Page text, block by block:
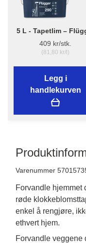
5 L - Tapetlim –
Adhesive 290
409 kr/stk.
(81,80 kr/l)
Legg i
handlekurven
Varenummer
Forvandle hjemmet
røde
enkel å rengjøre,
ethvert hjem.
Forvandle veggene